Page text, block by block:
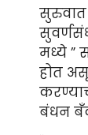
सुरुवात
मध्ये ”
होत
बंधन